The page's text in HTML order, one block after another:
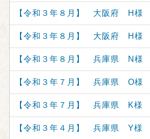
【令和３年８月】 大阪府 H様
【令和３年８月】 大阪府 H様
【令和３年８月】 兵庫県 N様
【令和３年７月】 兵庫県 O様
【令和３年７月】 兵庫県 K様
【令和３年４月】 兵庫県 Y様